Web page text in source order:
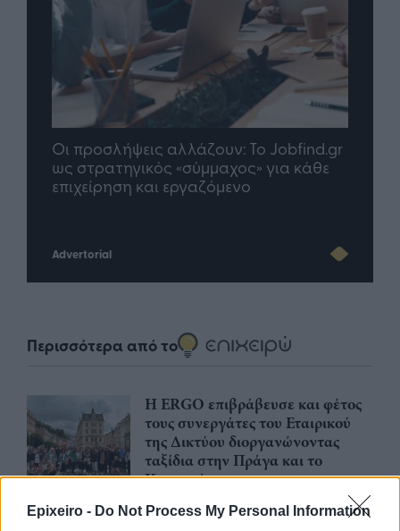
Epixeiro - Do Not Process My Personal Information
Jobfind.gr
κάθε
TP Greece: Πώς διαμορφώνεται το
μέλλον του Insurance στην εποχή του AI
Advertorial
Περισσότερα από το
Η ERGO επιβράβευσε και φέτος
τους συνεργάτες του Εταιρικού
της Δικτύου διοργανώνοντας
ταξίδια στην Πράγα και το
Καρπενήσι
30/07/26 16:46